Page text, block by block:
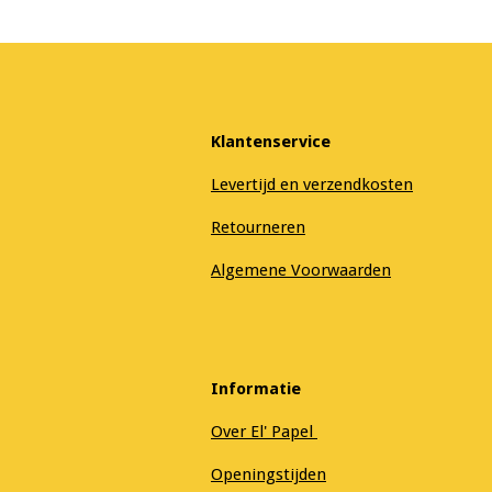
Klantenservice
Levertijd en verzendkosten
Retourneren
Algemene Voorwaarden
Informatie
Over El' Papel
Openingstijden